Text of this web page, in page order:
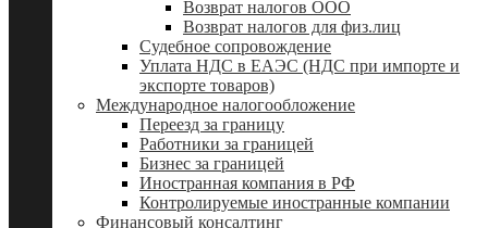
Возврат налогов ООО
Возврат налогов для физ.лиц
Судебное сопровождение
Уплата НДС в ЕАЭС (НДС при импорте и
экспорте товаров)
Международное налогообложение
Переезд за границу
Работники за границей
Бизнес за границей
Иностранная компания в РФ
Контролируемые иностранные компании
Финансовый консалтинг